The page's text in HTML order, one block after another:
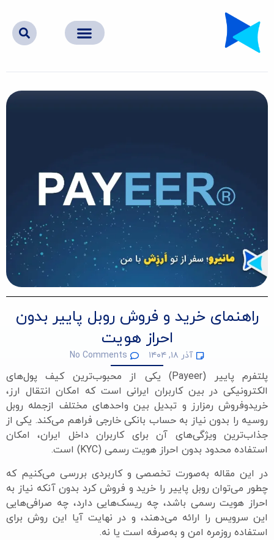
راهنمای خرید و فروش روبل پاییر بدون
احراز هویت
آذر ۱۸, ۱۴۰۴ No Comments
پلتفرم پاییر (Payeer) یکی از محبوب‌ترین کیف پول‌های
الکترونیکی در بین کاربران ایرانی است که امکان انتقال ارز،
خریدوفروش رمزارز و تبدیل بین واحدهای مختلف ازجمله روبل
روسیه را بدون نیاز به حساب بانکی خارجی فراهم می‌کند. یکی از
جذاب‌ترین ویژگی‌های آن برای کاربران داخل ایران، امکان
استفاده محدود بدون احراز هویت رسمی (KYC) است.
در این مقاله به‌صورت تخصصی و کاربردی بررسی می‌کنیم که
چطور می‌توان روبل پاییر را خرید و فروش کرد بدون آنکه نیاز به
احراز هویت رسمی باشد، چه ریسک‌هایی دارد، چه صرافی‌هایی
این سرویس را ارائه می‌دهند، و در نهایت آیا این روش برای
استفاده روزمره امن و به‌صرفه است یا نه.